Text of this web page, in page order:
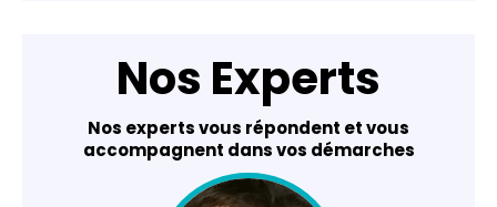
Nos Experts
Nos experts vous répondent et vous
accompagnent dans vos démarches